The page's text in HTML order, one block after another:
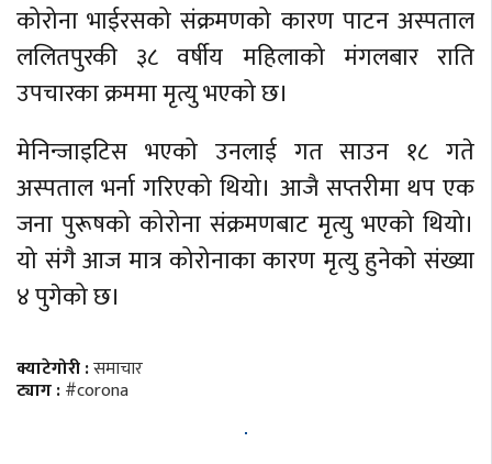
कोरोना भाईरसको संक्रमणको कारण पाटन अस्पताल
ललितपुरकी ३८ वर्षीय महिलाको मंगलबार राति
उपचारका क्रममा मृत्यु भएको छ।
मेनिन्जाइटिस भएको उनलाई गत साउन १८ गते
अस्पताल भर्ना गरिएको थियो। आजै सप्तरीमा थप एक
जना पुरूषको कोरोना संक्रमणबाट मृत्यु भएको थियो।
यो संगै आज मात्र कोरोनाका कारण मृत्यु हुनेको संख्या
४ पुगेको छ।
क्याटेगोरी :समाचार
ट्याग :#corona